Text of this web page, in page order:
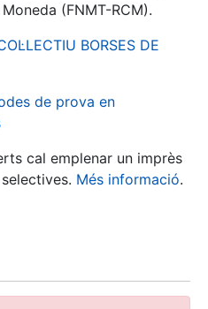
(FNMT-RCM).
BORSES DE
de prova en
cal emplenar un imprès
Més informació.